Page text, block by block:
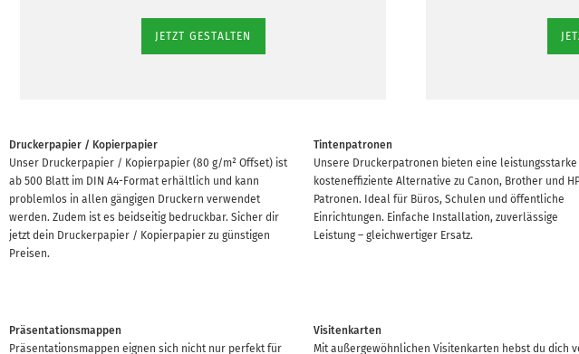
JETZT GESTALTEN
Druckerpapier / Kopierpapier
Unser Druckerpapier / Kopierpapier (80 g/m² Offset) ist
ab 500 Blatt im DIN A4-Format erhältlich und kann
problemlos in allen gängigen Druckern verwendet
werden. Zudem ist es beidseitig bedruckbar. Sicher dir
jetzt dein Druckerpapier / Kopierpapier zu günstigen
Preisen.
Tintenpatronen
Unsere Druckerpatronen bieten eine leistungsstarke
kosteneffiziente Alternative zu Canon, Brother und
Patronen. Ideal für Büros, Schulen und öffentliche
Einrichtungen. Einfache Installation, zuverlässige
Leistung – gleichwertiger Ersatz.
Präsentationsmappen
Präsentationsmappen eignen sich nicht nur perfekt für
Visitenkarten
Mit außergewöhnlichen Visitenkarten hebst du dich